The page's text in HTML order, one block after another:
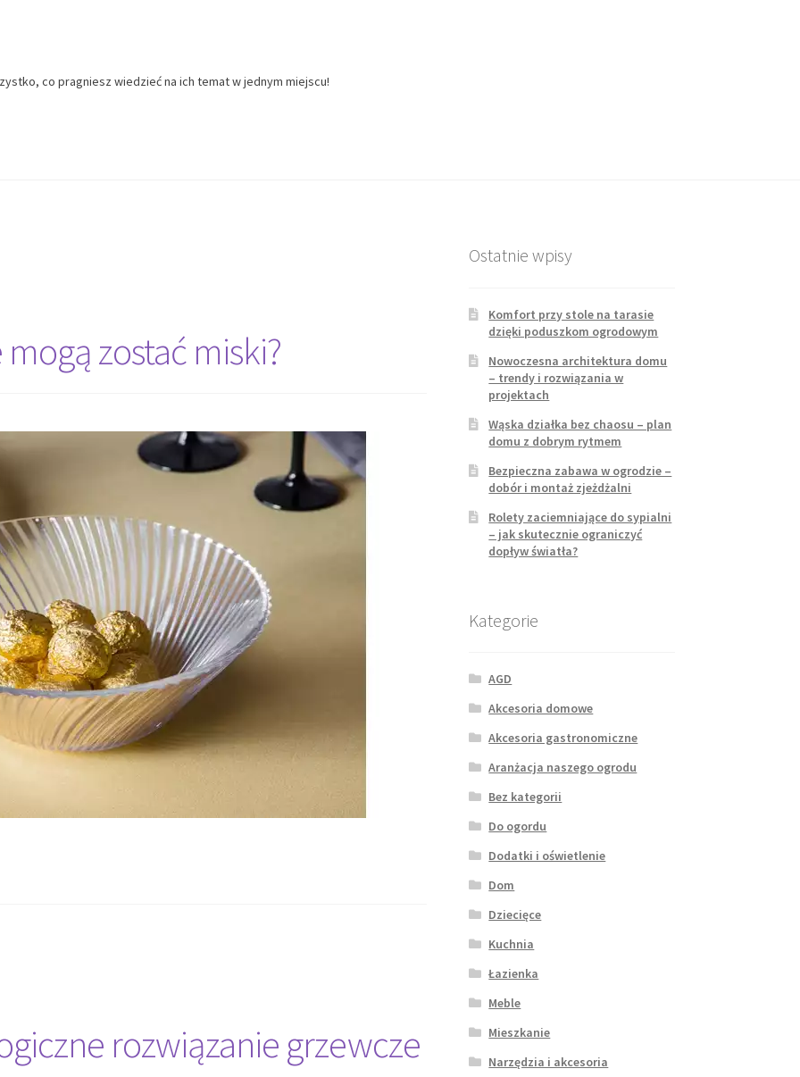
co pragniesz wiedzieć na ich temat w jednym miejscu!
zostać miski?
rozwiązanie grzewcze
Ostatnie wpisy
Komfort przy stole na tarasie
dzięki poduszkom ogrodowym
Nowoczesna architektura domu
– trendy i rozwiązania w
projektach
Wąska działka bez chaosu – plan
domu z dobrym rytmem
Bezpieczna zabawa w ogrodzie –
dobór i montaż zjeżdżalni
Rolety zaciemniające do sypialni
– jak skutecznie ograniczyć
dopływ światła?
Kategorie
AGD
Akcesoria domowe
Akcesoria gastronomiczne
Aranżacja naszego ogrodu
Bez kategorii
Do ogordu
Dodatki i oświetlenie
Dom
Dziecięce
Kuchnia
Łazienka
Meble
Mieszkanie
Narzędzia i akcesoria